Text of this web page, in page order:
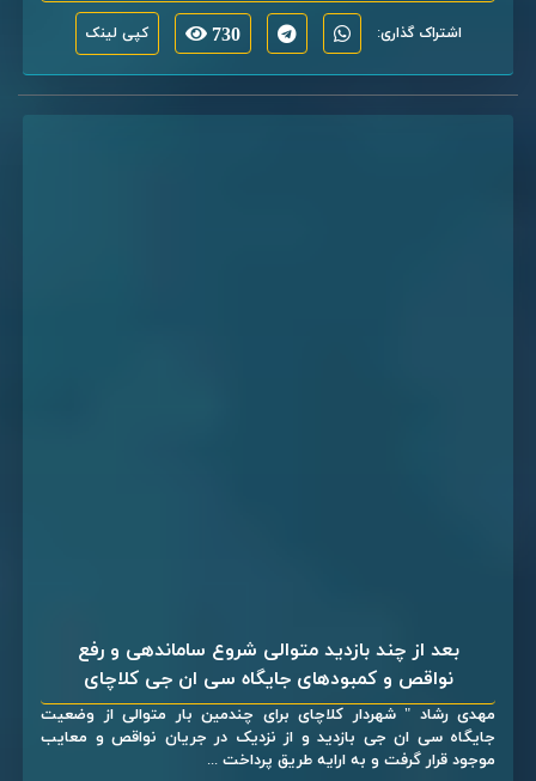
اشتراک گذاری: 730 کپی لینک
بعد از چند بازدید متوالی شروع ساماندهی و رفع
نواقص و کمبودهای جایگاه سی ان جی کلاچای
مهدی رشاد " شهردار کلاچای برای چندمین بار متوالی از وضعیت
جایگاه سی ان جی بازدید و از نزدیک در جریان نواقص و معایب
موجود قرار گرفت و به ارایه طریق پرداخت ...